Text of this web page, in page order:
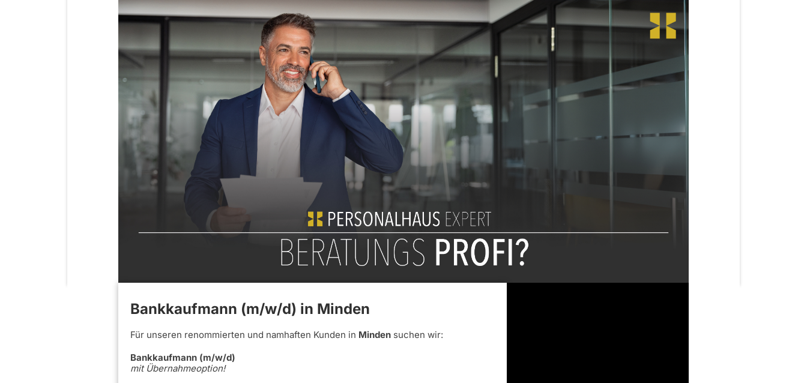
Bankkaufmann (m/w/d) in Minden
Für unseren renommierten und namhaften Kunden in Minden suchen wir:
Bankkaufmann (m/w/d)
mit Übernahmeoption!